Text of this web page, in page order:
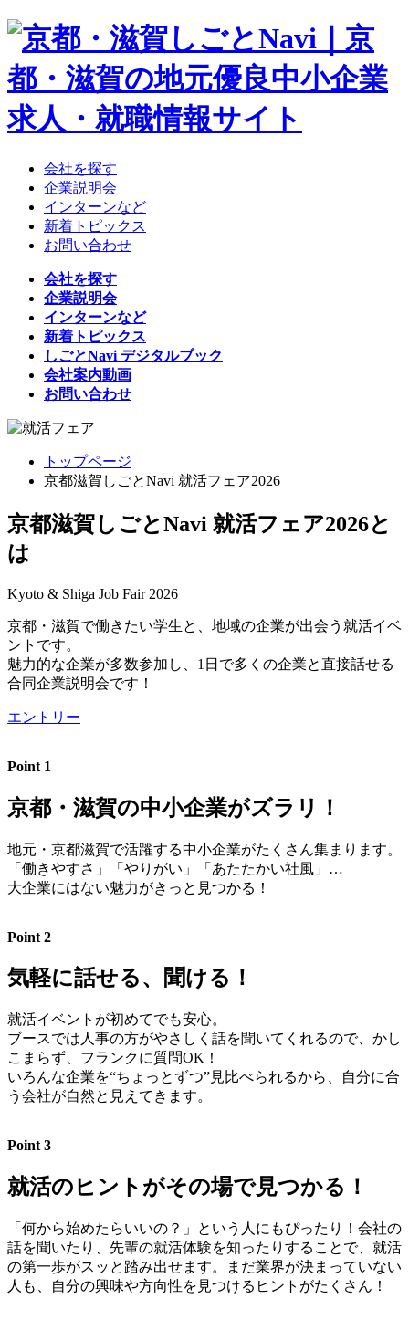
会社を探す
企業説明会
インターンなど
新着トピックス
お問い合わせ
会社を探す
企業説明会
インターンなど
新着トピックス
しごとNavi デジタルブック
会社案内動画
お問い合わせ
トップページ
京都滋賀しごとNavi 就活フェア2026
京都滋賀しごとNavi 就活フェア2026と
は
Kyoto & Shiga Job Fair 2026
京都・滋賀で働きたい学生と、地域の企業が出会う就活イベ
ントです。
魅力的な企業が多数参加し、1日で多くの企業と直接話せる
合同企業説明会です！
エントリー
Point 1
京都・滋賀の中小企業がズラリ！
地元・京都滋賀で活躍する中小企業がたくさん集まります。
「働きやすさ」「やりがい」「あたたかい社風」…
大企業にはない魅力がきっと見つかる！
Point 2
気軽に話せる、聞ける！
就活イベントが初めてでも安心。
ブースでは人事の方がやさしく話を聞いてくれるので、かし
こまらず、フランクに質問OK！
いろんな企業を“ちょっとずつ”見比べられるから、自分に合
う会社が自然と見えてきます。
Point 3
就活のヒントがその場で見つかる！
「何から始めたらいいの？」という人にもぴったり！会社の
話を聞いたり、先輩の就活体験を知ったりすることで、就活
の第一歩がスッと踏み出せます。まだ業界が決まっていない
人も、自分の興味や方向性を見つけるヒントがたくさん！